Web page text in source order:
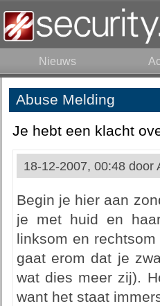
Nieuws
Abuse Melding
Je hebt een klacht
18-12-2007, 00:48 door
Begin je hier aan
je met huid en
linksom en
gaat erom dat je
wat dies meer zij).
want het staat